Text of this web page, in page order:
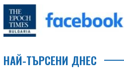
НАЙ-ТЪРСЕНИ ДНЕС